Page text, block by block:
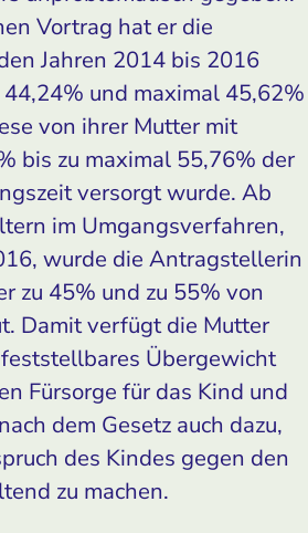
Vortrag hat er die
Jahren 2014 bis 2016
und maximal 45,62%
von ihrer Mutter mit
bis zu maximal 55,76% der
versorgt wurde. Ab
im Umgangsverfahren,
wurde die Antragstellerin
zu 45% und zu 55% von
Damit verfügt die Mutter
Übergewicht
Fürsorge für das Kind und
dem Gesetz auch dazu,
des Kindes gegen den
zu machen.